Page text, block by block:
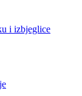
i izbjeglice